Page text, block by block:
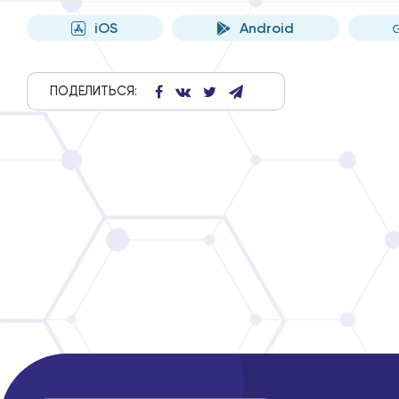
iOS Android
ПОДЕЛИТЬСЯ: